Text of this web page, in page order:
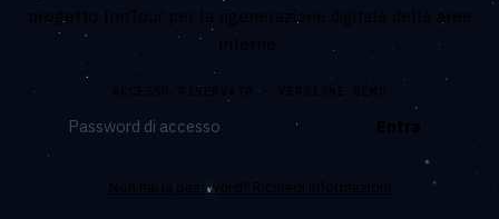
progetto InnTour per la rigenerazione digitale delle aree
interne.
ACCESSO RISERVATO · VERSIONE DEMO
Entra
Non hai la password? Richiedi informazioni